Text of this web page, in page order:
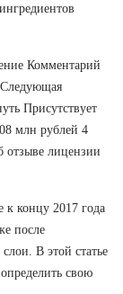
Комментарий
Присутствует
млн рублей 4
отзыве лицензии
к концу 2017 года
после
В этой статье
свою